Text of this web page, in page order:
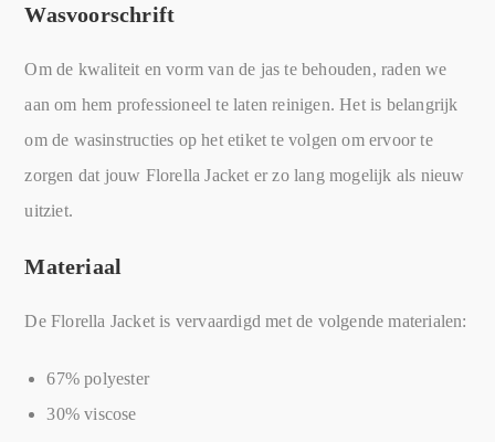
Wasvoorschrift
Om de kwaliteit en vorm van de jas te behouden, raden we
aan om hem professioneel te laten reinigen. Het is belangrijk
om de wasinstructies op het etiket te volgen om ervoor te
zorgen dat jouw Florella Jacket er zo lang mogelijk als nieuw
uitziet.
Materiaal
De Florella Jacket is vervaardigd met de volgende materialen:
67% polyester
30% viscose